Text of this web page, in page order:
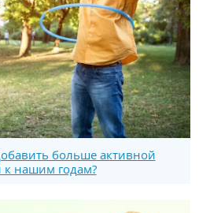
больше активной
нашим годам?